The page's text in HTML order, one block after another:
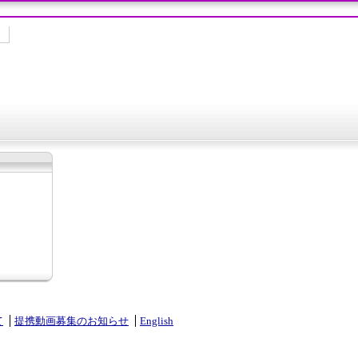
提携動画募集のお知らせ English